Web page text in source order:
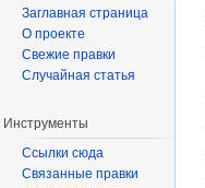
Заглавная страница
О проекте
Свежие правки
Случайная статья
Инструменты
Ссылки сюда
Связанные правки